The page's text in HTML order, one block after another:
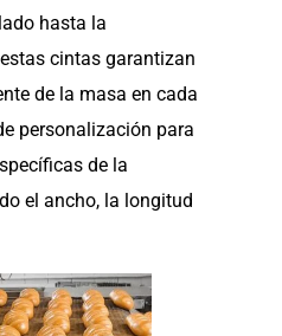
hasta la
cintas garantizan
de la masa en cada
personalización para
de la
el ancho, la longitud